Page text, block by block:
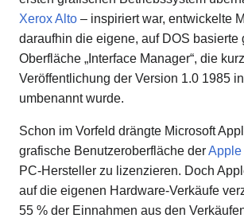
Xerox Alto – inspiriert war, entwickelte
daraufhin die eigene, auf DOS basierte
Oberfläche „Interface Manager“, die
Veröffentlichung der Version 1.0 1985 in
umbenannt wurde.
Schon im Vorfeld drängte Microsoft
grafische Benutzeroberfläche derApple
PC-Hersteller zu lizenzieren. Doch
auf die eigenen Hardware-Verkäufe
55 % der Einnahmen aus den